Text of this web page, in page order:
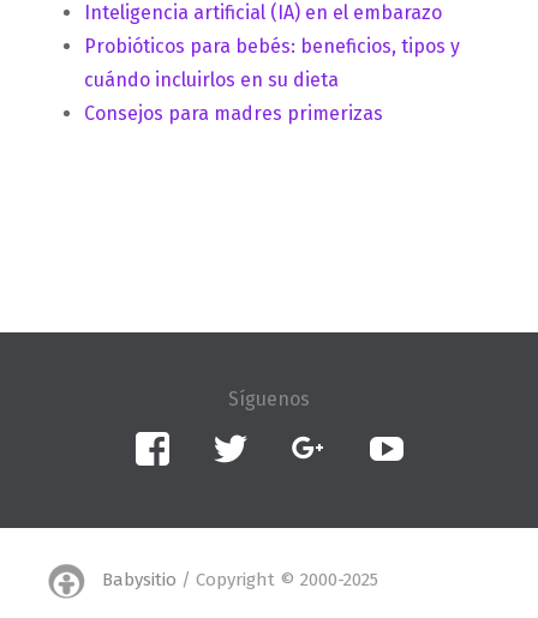
Inteligencia artificial (IA) en el embarazo
Probióticos para bebés: beneficios, tipos y
cuándo incluirlos en su dieta
Consejos para madres primerizas
Facebook Twitter Google+
Babysitio / Copyright © 2000-2025